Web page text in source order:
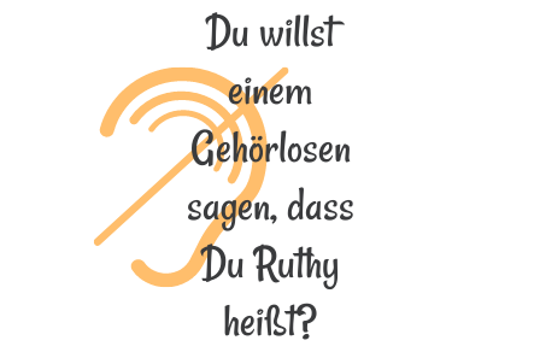
Du willst
einem
Gehörlosen
sagen, dass
Du Ruthy
heißt?